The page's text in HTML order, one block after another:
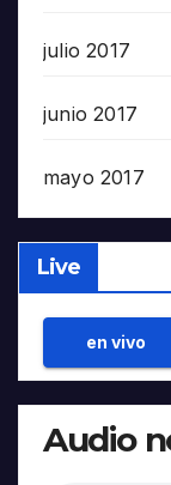
julio 2017
junio 2017
mayo 2017
Live
en vivo
Audio